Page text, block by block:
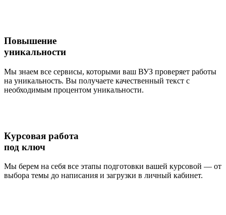
Повышение
уникальности
Мы знаем все сервисы, которыми ваш ВУЗ проверяет работы
на уникальность. Вы получаете качественный текст с
необходимым процентом уникальности.
Курсовая работа
под ключ
Мы берем на себя все этапы подготовки вашей курсовой — от
выбора темы до написания и загрузки в личный кабинет.